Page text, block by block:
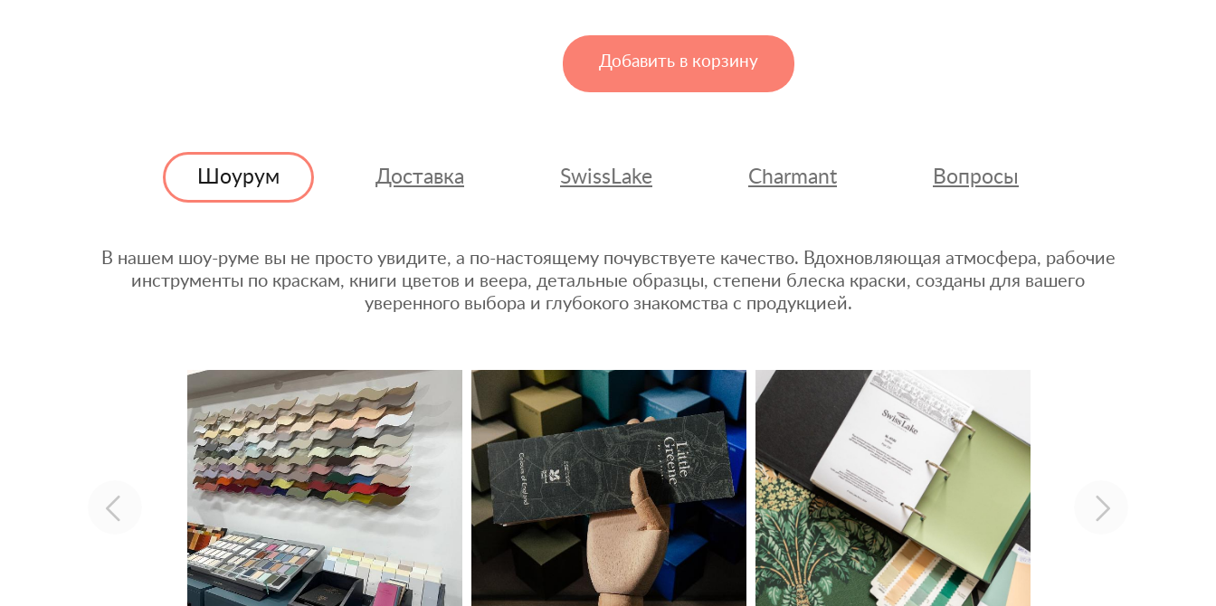
Добавить в корзину
Шоурум Доставка SwissLake Charmant Вопросы
В нашем шоу-руме вы не просто увидите, а по-настоящему почувствуете качество. Вдохновляющая атмосфера, рабочие
инструменты по краскам, книги цветов и веера, детальные образцы, степени блеска краски, созданы для вашего
уверенного выбора и глубокого знакомства с продукцией.